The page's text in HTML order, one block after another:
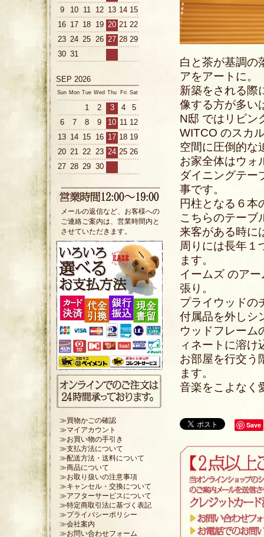
白と茶が基調の
アをアートに。
新築をされる際
像する方が多い
N邸 ではリビン
WITCO のスカ
空間に圧倒的な
お家全体はウォ
ダイニングテー
事です。
円柱となる６本
こちらのテーブ
来客がある時に
周りには長年１
ます。
イームズ のア
張り。
プライウッドの
付属品を外しシ
ウッドフレーム
ィネートに溶け
お部屋を行交う
ます。
音楽をこよなく
Save
9
10 11 12 13 14 15
16 17 18 19 20 21 22
23 24 25 26 27 28 29
30 31
SEP 2026
Sun Mon Tue Wed Thu Fri Sat
1 2 3 4
5
6
7 8 9 10 11 12
13 14 15 16 17 18 19
20 21 22 23 24 25 26
27 28 29 30
メールの返信など、お客様への
ご連絡ご案内は、営業時間内と
させていただきます。
≫買物かごの確認
≫マイアカウント
≫お買い物の手引き
≫支払方法について
≫配送方法・送料について
≫商品について
≫お取り扱いの注意事項
≫キャンセル・交換について
≫アフターサービスについて
≫特定商取引法に基づく表記
≫プライバシーポリシー
≫会社案内
≫お問い合わせフォーム